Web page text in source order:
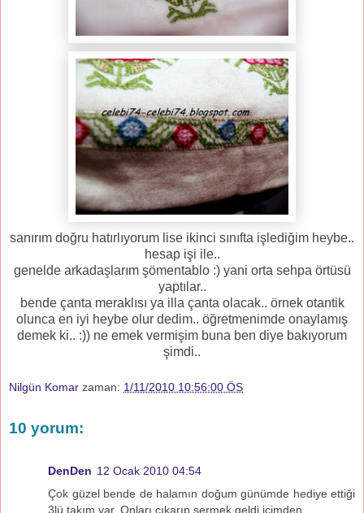
sanırım doğru hatırlıyorum lise ikinci sınıfta işlediğim heybe..
hesap işi ile..
genelde arkadaşlarım şömentablo :) yani orta sehpa örtüsü
yaptılar..
bende çanta meraklısı ya illa çanta olacak.. örnek otantik
olunca en iyi heybe olur dedim.. öğretmenimde onaylamış
demek ki.. :)) ne emek vermişim buna ben diye bakıyorum
şimdi..
Nilgün Komar zaman: 1/11/2010 10:56:00 ÖS
10 yorum:
DenDen 12 Ocak 2010 04:54
Çok güzel bende de halamın doğum günümde hediye ettiği
3lü takım var. Onları çıkarıp sermek geldi içimden